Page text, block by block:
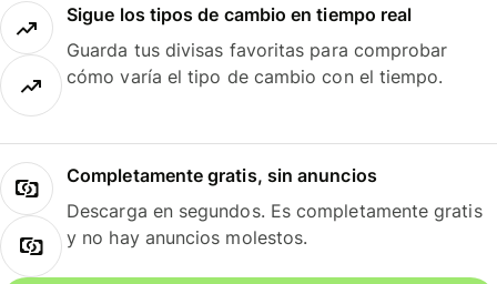
Sigue los tipos de cambio en tiempo real
Guarda tus divisas favoritas para comprobar
cómo varía el tipo de cambio con el tiempo.
Completamente gratis, sin anuncios
Descarga en segundos. Es completamente gratis
y no hay anuncios molestos.